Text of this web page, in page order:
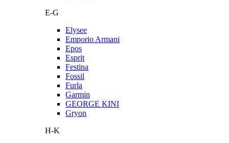
E-G
Elysee
Emporio Armani
Epos
Esprit
Festina
Fossil
Furla
Garmin
GEORGE KINI
Gryon
H-K